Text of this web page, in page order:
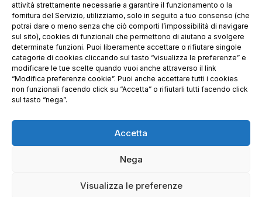
attività strettamente necessarie a garantire il funzionamento o la
fornitura del Servizio, utilizziamo, solo in seguito a tuo consenso (che
potrai dare o meno senza che ciò comporti l’impossibilità di navigare
sul sito), cookies di funzionali che permettono di aiutano a svolgere
determinate funzioni. Puoi liberamente accettare o rifiutare singole
categorie di cookies cliccando sul tasto “visualizza le preferenze” e
modificare le tue scelte quando vuoi anche attraverso il link
“Modifica preferenze cookie”. Puoi anche accettare tutti i cookies
non funzionali facendo click su “Accetta” o rifiutarli tutti facendo click
sul tasto “nega”.
Accetta
Nega
Visualizza le preferenze
Richiedi i nostri prodotti certificati FSC®
© 2025 GE.CO. PANNELLI S.R.L. & GECOPAN s.r.l. –